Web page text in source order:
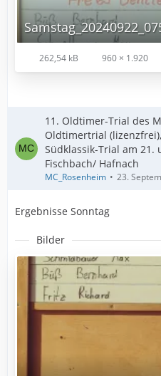
262,54 kB 960 × 1.920
11. Oldtimer-Trial des
Oldtimertrial
Südklassik-Trial am 21.
Fischbach/ Hafnach
MC_Rosenheim 23.
Ergebnisse Sonntag
Bilder